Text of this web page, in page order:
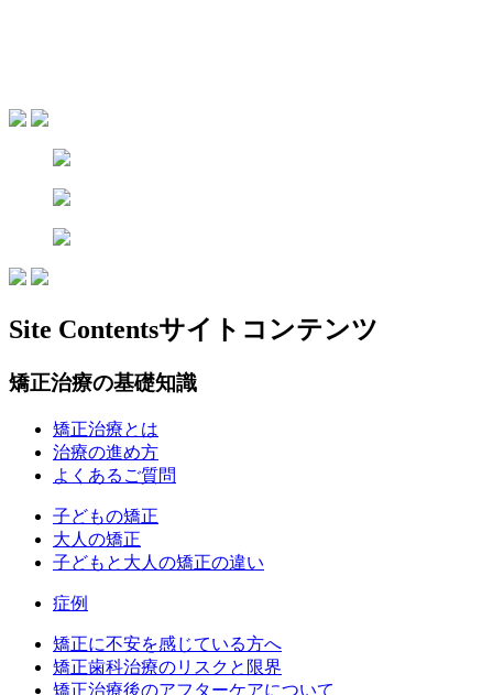
Site Contentsサイトコンテンツ
矯正治療の基礎知識
矯正治療とは
治療の進め方
よくあるご質問
子どもの矯正
大人の矯正
子どもと大人の矯正の違い
症例
矯正に不安を感じている方へ
矯正歯科治療のリスクと限界
矯正治療後のアフターケアについて